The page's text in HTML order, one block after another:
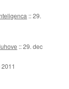
::29.
::29. dec